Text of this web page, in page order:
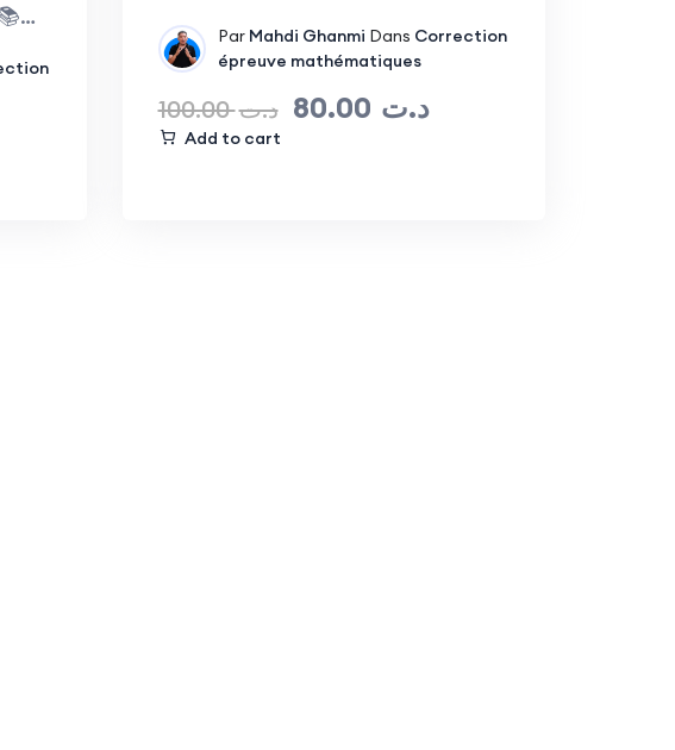
Par Mahdi Ghanmi Dans Correction
épreuve mathématiques
100.00د.ت 80.00 د.ت
Add to cart